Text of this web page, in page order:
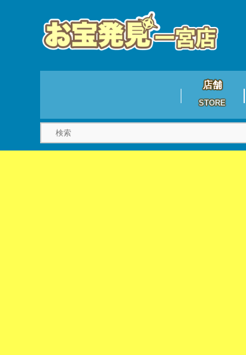
店舗
STORE